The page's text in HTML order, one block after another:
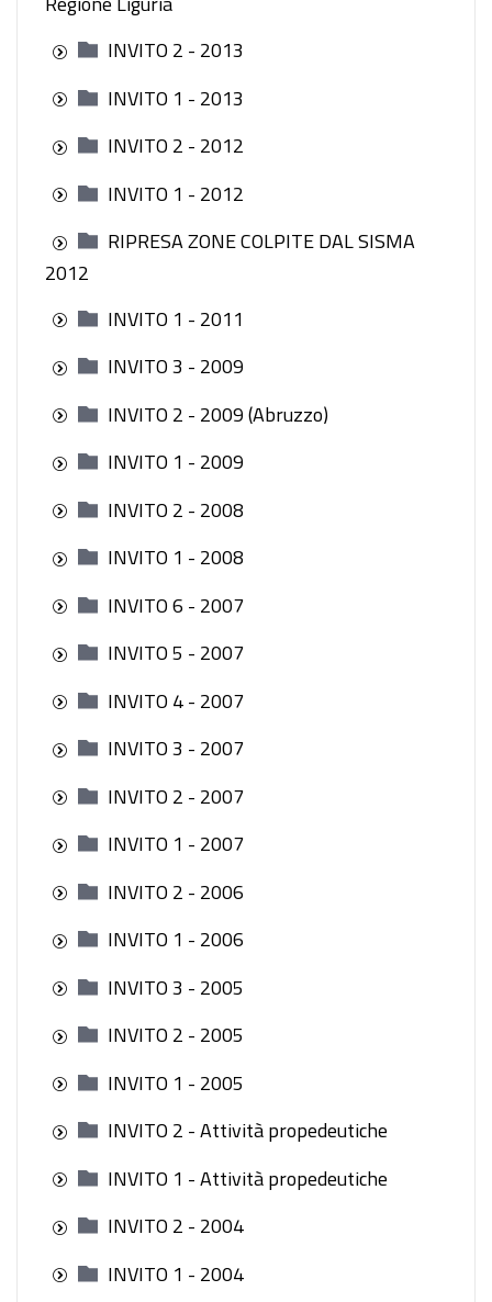
INVITO 2 - 2013
INVITO 1 - 2013
INVITO 2 - 2012
INVITO 1 - 2012
RIPRESA ZONE COLPITE DAL SISMA
2012
INVITO 1 - 2011
INVITO 3 - 2009
INVITO 2 - 2009 (Abruzzo)
INVITO 1 - 2009
INVITO 2 - 2008
INVITO 1 - 2008
INVITO 6 - 2007
INVITO 5 - 2007
INVITO 4 - 2007
INVITO 3 - 2007
INVITO 2 - 2007
INVITO 1 - 2007
INVITO 2 - 2006
INVITO 1 - 2006
INVITO 3 - 2005
INVITO 2 - 2005
INVITO 1 - 2005
INVITO 2 - Attività propedeutiche
INVITO 1 - Attività propedeutiche
INVITO 2 - 2004
INVITO 1 - 2004